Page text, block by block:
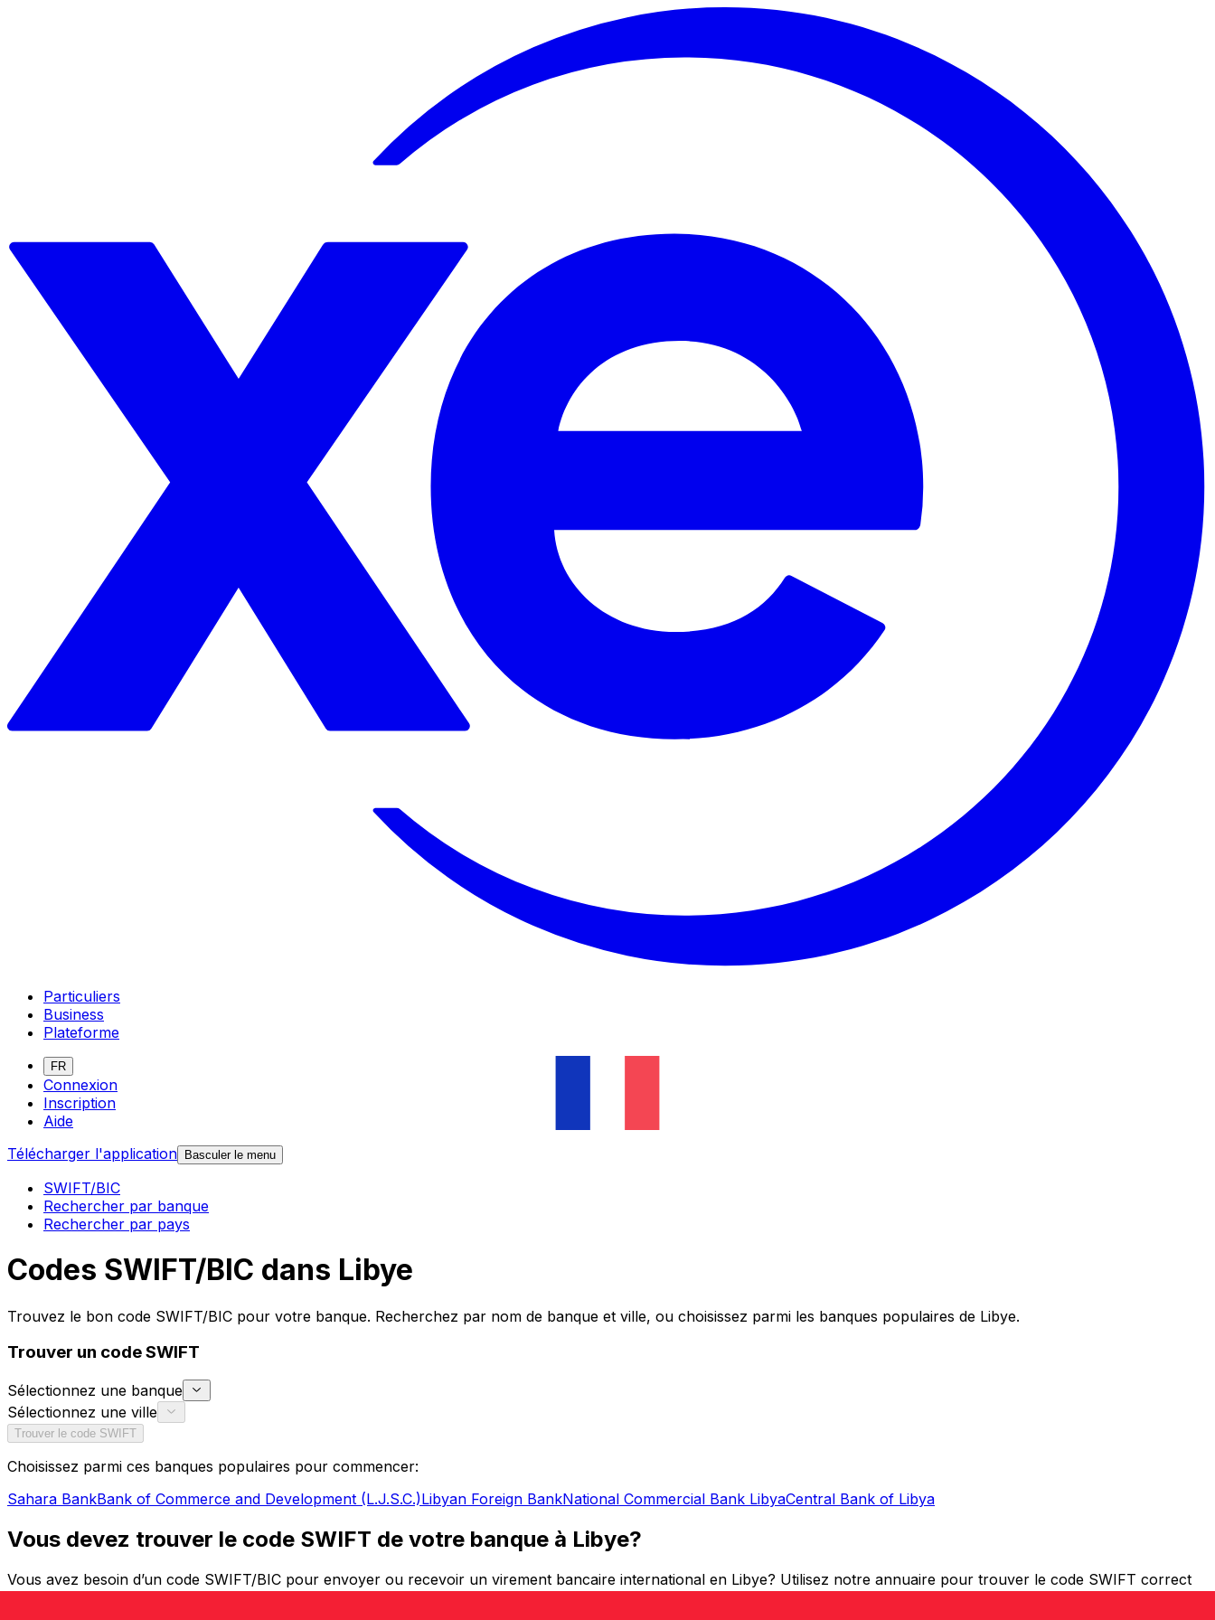
Particuliers
Business
Plateforme
FR
Connexion
Inscription
Aide
Télécharger l'application Basculer le menu
SWIFT/BIC
Rechercher par banque
Rechercher par pays
Codes SWIFT/BIC dans Libye
Trouvez le bon code SWIFT/BIC pour votre banque. Recherchez par nom de banque et ville, ou choisissez parmi les banques populaires de Libye.
Trouver un code SWIFT
Sélectionnez une banque
Sélectionnez une ville
Trouver le code SWIFT
Choisissez parmi ces banques populaires pour commencer:
Sahara BankBank of Commerce and Development (L.J.S.C.)Libyan Foreign BankNational Commercial Bank LibyaCentral Bank of Libya
Vous devez trouver le code SWIFT de votre banque à Libye?
Vous avez besoin d’un code SWIFT/BIC pour envoyer ou recevoir un virement bancaire international en Libye? Utilisez notre annuaire pour trouver le code SWIFT correct
pour votre banque et votre agence spécifique. Que vous transfériez de l’argent vers le Libye ou que vous envoyiez des fonds à l’étranger, disposer du bon code SWIFT est